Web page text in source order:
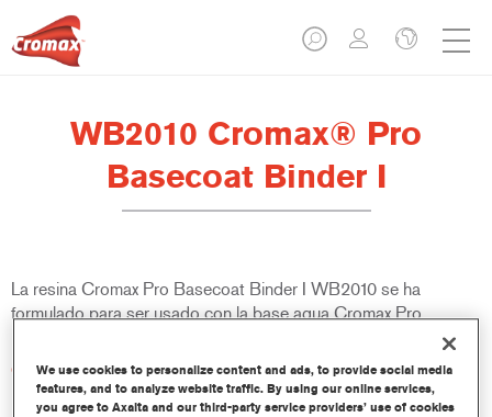
WB2010 Cromax® Pro
Basecoat Binder I
La resina Cromax Pro Basecoat Binder I WB2010 se ha
formulado para ser usado con la base agua Cromax Pro.
Características del producto
We use cookies to personalize content and ads, to provide social media
features, and to analyze website traffic. By using our online services,
you agree to Axalta and our third-party service providers’ use of cookies